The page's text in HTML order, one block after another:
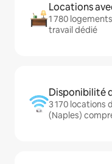
Locations
1 780
travail dédié
Disponibilité
3 170 locations
(Naples)